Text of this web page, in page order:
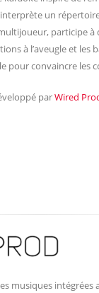
un
participe
à l’aveugle et les
pour convaincre les
parWired
musiques intégrées